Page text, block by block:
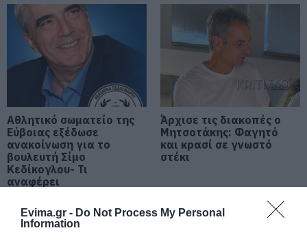
Evima.gr - Do Not Process My Personal
Information
08.08.2026 | 17:20
«Κόκκινος» συναγερμός στην
Εύβοια: Red Code αύριο Κυριακή –
Αυξημένη ετοιμότητα παντού
08.08.2026 | 17:00
Ρόδος: Έγραψαν 80χρονη για
κράνος!
08.08.2026 | 16:40
επιχειρηματία που έφυγε απο
την ζωή
Αθλητικό σωματείο της
Εύβοιας εξέδωσε
ανακοίνωση για το
βουλευτή Σίμο
Κεδίκογλου- Τι
αναφέρει
Άρχισε τις διακοπές ο
Μητσοτάκης: Φαγητό
και κρασί σε γνωστό
στέκι